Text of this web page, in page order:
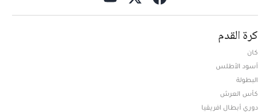
كرة القدم
كان
أسود الأطلس
البطولة
كأس العرش
دوري أبطال افريقيا